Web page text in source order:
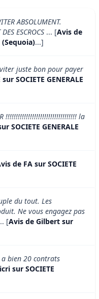
ABSOLUMENT.
ESCROCS ... [Avis de
(Sequoia)...]
juste bon pour payer
SOCIETE GENERALE
!!!!!!!!!!!!!!!!!!!!!!!!!!!!!!!!!!! la
SOCIETE GENERALE
de FA sur SOCIETE
du tout. Les
Ne vous engagez pas
[Avis de Gilbert sur
bien 20 contrats
sur SOCIETE